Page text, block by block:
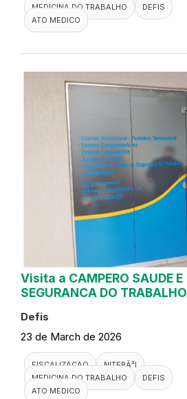
MEDICINA DO TRABALHO
DEFIS
ATO MEDICO
Visita a CAMPERO SAUDE E
SEGURANCA DO TRABALHO
Defis
23 de March de 2026
FISCALIZACAO
NITERÃ³I
MEDICINA DO TRABALHO
DEFIS
ATO MEDICO